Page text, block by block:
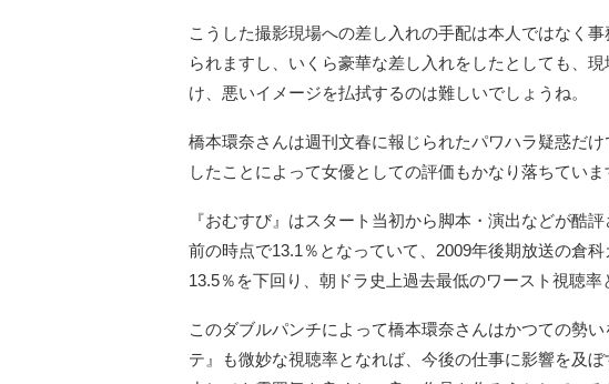
こうした撮影現場への差し入れの手配は本人ではなく
られますし、いくら豪華な差し入れをしたとしても、
け、悪いイメージを払拭するのは難しいでしょうね。
橋本環奈さんは週刊文春に報じられたパワハラ疑惑だ
したことによって女優としての評価もかなり落ちていま
『おむすび』はスタート当初から脚本・演出などが酷
前の時点で13.1％となっていて、2009年後期放送の倉
13.5％を下回り、朝ドラ史上過去最低のワースト視聴率
このダブルパンチによって橋本環奈さんはかつての勢
テ』も微妙な視聴率となれば、今後の仕事に影響を及